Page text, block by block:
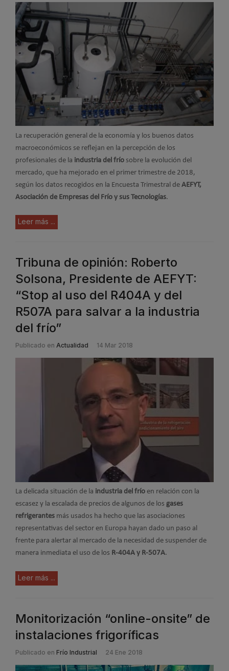
La recuperación general de la economía y los buenos datos
macroeconómicos se reflejan en la percepción de los
profesionales de la industria del frío sobre la evolución del
mercado, que ha mejorado en el primer trimestre de 2018,
según los datos recogidos en la Encuesta Trimestral de AEFYT,
Asociación de Empresas del Frío y sus Tecnologías.
Leer más ...
Tribuna de opinión: Roberto
Solsona, Presidente de AEFYT:
“Stop al uso del R404A y del
R507A para salvar a la industria
del frío”
Publicado en Actualidad 14 Mar 2018
La delicada situación de la industria del frío en relación con la
escasez y la escalada de precios de algunos de los gases
refrigerantes más usados ha hecho que las asociaciones
representativas del sector en Europa hayan dado un paso al
frente para alertar al mercado de la necesidad de suspender de
manera inmediata el uso de los R-404A y R-507A.
Leer más ...
Monitorización “online-onsite” de
instalaciones frigoríficas
Publicado en Frío Industrial 24 Ene 2018